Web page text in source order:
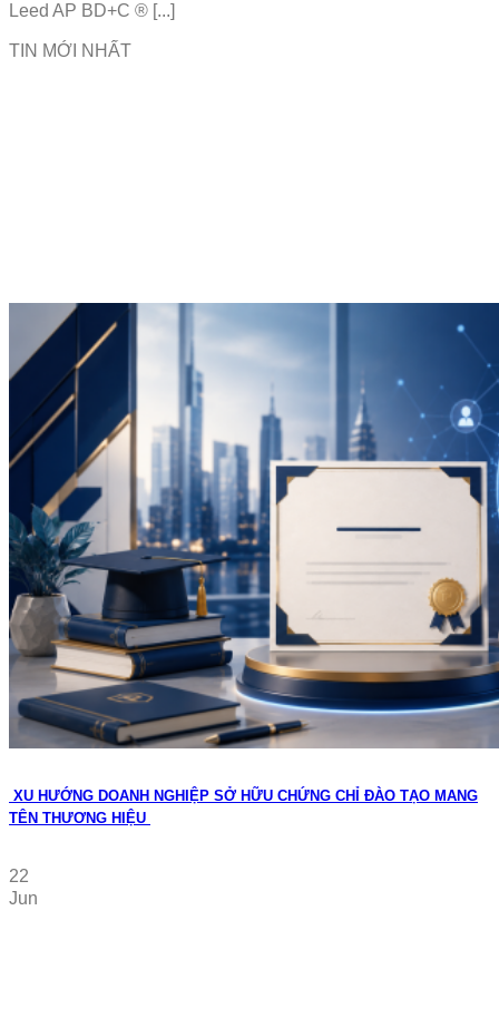
Leed AP BD+C ® [...]
TIN MỚI NHẤT
XU HƯỚNG DOANH NGHIỆP SỞ HỮU CHỨNG CHỈ ĐÀO TẠO MANG
TÊN THƯƠNG HIỆU
22
Jun